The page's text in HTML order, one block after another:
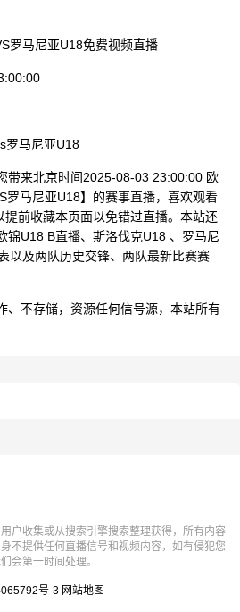
罗马尼亚U18免费视频直播
罗马尼亚U18
带来北京时间2025-08-03 23:00:00 欧
罗马尼亚U18】的赛事直播，喜欢观看
提前收藏本页面以免错过直播。本站还
锦U18 B直播、斯洛伐克U18 、罗马尼
以及两队历史交锋、两队最新比赛赛
、不存储，资源任何信号源，本站所有
户收集或从搜索引擎搜索整理获得，所有内容
不提供任何直播信号和视频内容，如有侵犯您
会第一时间处理。
号-3 网站地图